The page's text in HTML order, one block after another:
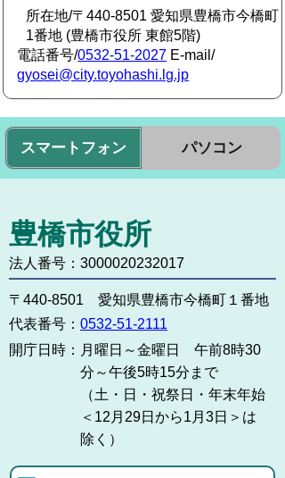
所在地/〒440-8501 愛知県豊橋市今橋町
1番地 (豊橋市役所 東館5階)
電話番号/0532-51-2027 E-mail/
gyosei@city.toyohashi.lg.jp
スマートフォン パソコン
豊橋市役所
法人番号：3000020232017
〒440-8501 愛知県豊橋市今橋町１番地
代表番号： 0532-51-2111
開庁日時： 月曜日～金曜日 午前8時30
分～午後5時15分まで
（土・日・祝祭日・年末年始
＜12月29日から1月3日＞は
除く）